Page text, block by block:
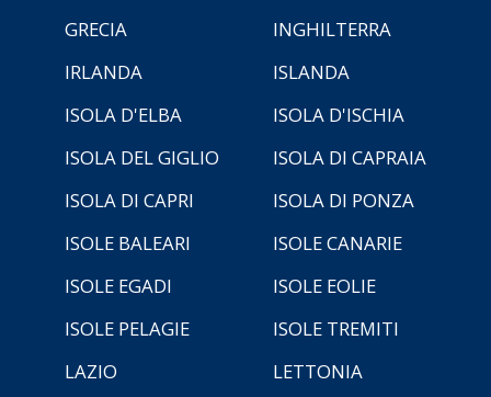
GRECIA
INGHILTERRA
IRLANDA
ISLANDA
ISOLA D'ELBA
ISOLA D'ISCHIA
ISOLA DEL GIGLIO
ISOLA DI CAPRAIA
ISOLA DI CAPRI
ISOLA DI PONZA
ISOLE BALEARI
ISOLE CANARIE
ISOLE EGADI
ISOLE EOLIE
ISOLE PELAGIE
ISOLE TREMITI
LAZIO
LETTONIA